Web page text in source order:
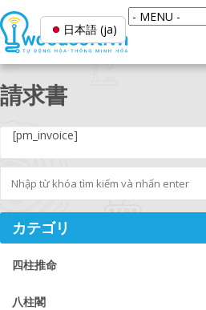
請求書
[pm_invoice]
カテゴリ
四柱推命
八柱閣
日本語 (ja)